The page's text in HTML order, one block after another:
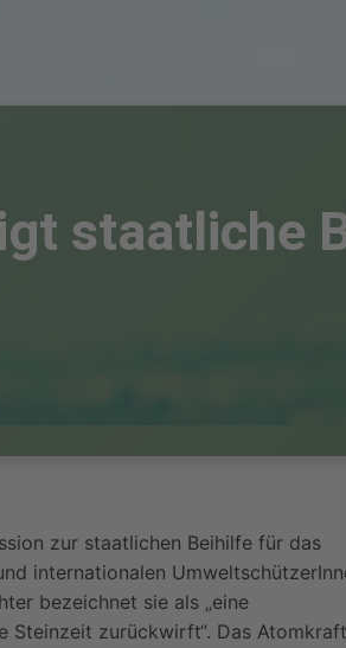
staatliche
zur staatlichen Beihilfe für das
internationalen
bezeichnet sie als „eine
Steinzeit zurückwirft“. Das